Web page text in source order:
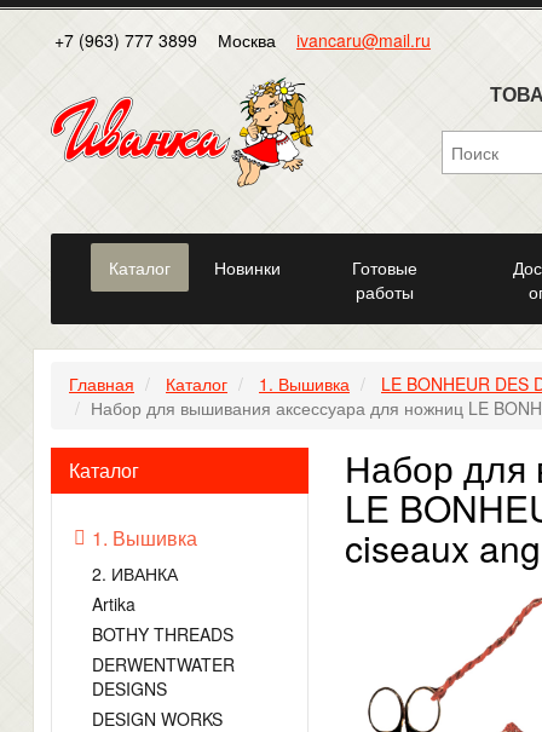
+7 (963) 777 3899 Москва ivancaru@mail.ru
Каталог Новинки
Готовые
работы
Главная Каталог 1. Вышивка
LE BONHEUR DES
Набор для вышивания аксессуара для ножниц LE
Каталог
1. Вышивка
2. ИВАНКА
Artika
BOTHY THREADS
DERWENTWATER
DESIGNS
DESIGN WORKS
Набор для
LE
ciseaux